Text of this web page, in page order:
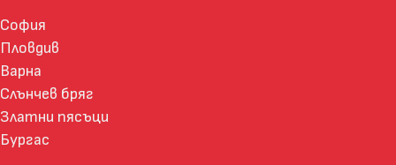
София
Пловдив
Варна
Слънчев бряг
Златни пясъци
Бургас